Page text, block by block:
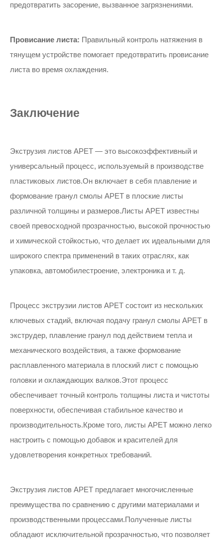
предотвратить засорение, вызванное загрязнениями.
Провисание листа: Правильный контроль натяжения в
тянущем устройстве помогает предотвратить провисание
листа во время охлаждения.
Заключение
Экструзия листов APET — это высокоэффективный и
универсальный процесс, используемый в производстве
пластиковых листов.Он включает в себя плавление и
формование гранул смолы APET в плоские листы
различной толщины и размеров.Листы APET известны
своей превосходной прозрачностью, высокой прочностью
и химической стойкостью, что делает их идеальными для
широкого спектра применений в таких отраслях, как
упаковка, автомобилестроение, электроника и т. д.
Процесс экструзии листов APET состоит из нескольких
ключевых стадий, включая подачу гранул смолы APET в
экструдер, плавление гранул под действием тепла и
механического воздействия, а также формование
расплавленного материала в плоский лист с помощью
головки и охлаждающих валков.Этот процесс
обеспечивает точный контроль толщины листа и чистоты
поверхности, обеспечивая стабильное качество и
производительность.Кроме того, листы APET можно легко
настроить с помощью добавок и красителей для
удовлетворения конкретных требований.
Экструзия листов APET предлагает многочисленные
преимущества по сравнению с другими материалами и
производственными процессами.Полученные листы
обладают исключительной прозрачностью, что позволяет